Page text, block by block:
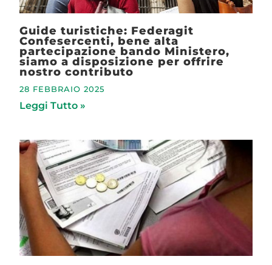
Guide turistiche: Federagit
Confesercenti, bene alta
partecipazione bando Ministero,
siamo a disposizione per offrire
nostro contributo
28 FEBBRAIO 2025
Leggi Tutto »